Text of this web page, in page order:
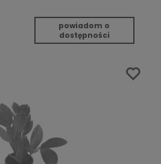
powiadom o
dostępności